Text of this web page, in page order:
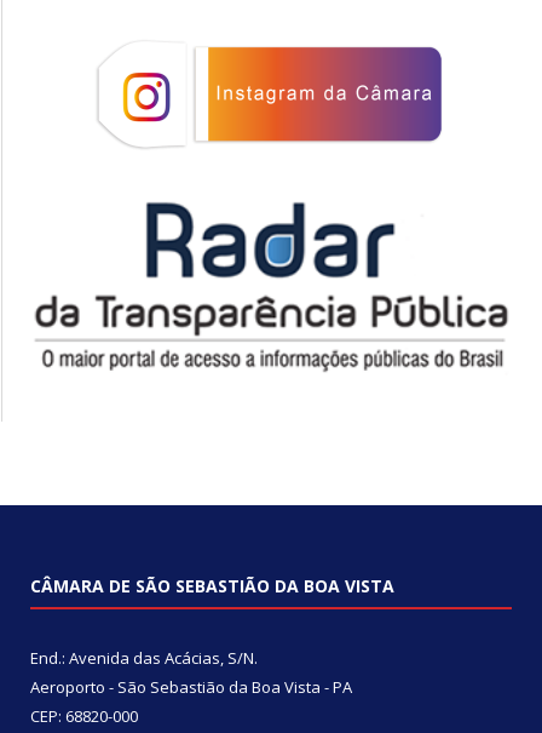
CÂMARA DE SÃO SEBASTIÃO DA BOA VISTA
End.: Avenida das Acácias, S/N.
Aeroporto - São Sebastião da Boa Vista - PA
CEP: 68820-000